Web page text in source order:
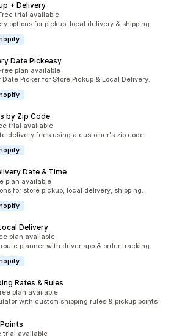
+ Delivery
trial available
options for pickup, local delivery & shipping
Date Pickeasy
plan available
Picker for Store Pickup & Local Delivery.
by Zip Code
trial available
delivery fees using a customer's zip code
Date & Time
plan available
for store pickup, local delivery, shipping.
Delivery
plan available
planner with driver app & order tracking
Rates & Rules
plan available
with custom shipping rules & pickup points
trial available